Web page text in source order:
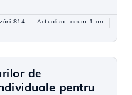
814
Actualizat acum 1 an
de
pentru